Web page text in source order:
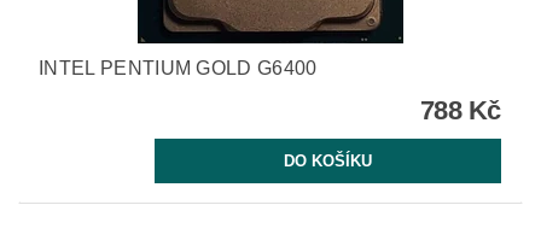
INTEL PENTIUM GOLD G6400
788 Kč